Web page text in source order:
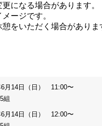
になる場合があります。
ージです。
をいただく場合がありま
6月14日（日） 11:00〜
5組
6月14日（日） 12:00〜